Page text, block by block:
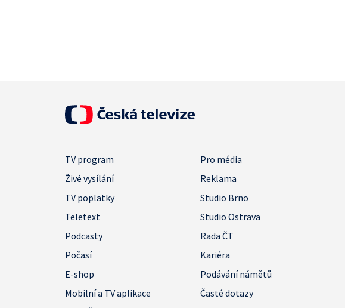
TV program
Pro média
Živé vysílání
Reklama
TV poplatky
Studio Brno
Teletext
Studio Ostrava
Podcasty
Rada ČT
Počasí
Kariéra
E-shop
Podávání námětů
Mobilní a TV aplikace
Časté dotazy